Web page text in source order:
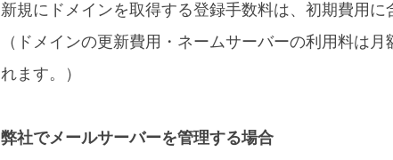
新規にドメインを取得する登録手数料は、初期費用に
（ドメインの更新費用・ネームサーバーの利用料は月
れます。）
弊社でメールサーバーを管理する場合